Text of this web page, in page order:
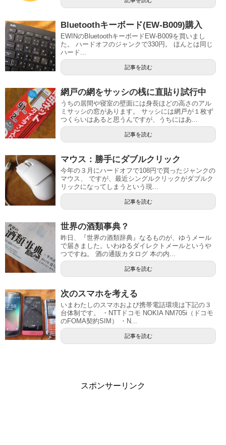
Bluetoothキーボード(EW-B009)購入
EWINのBluetoothキーボードEW-B009を買いまし
た。 ハードオフのジャンクで330円。 ほんとは同じ
ハード...
記事を読む
網戸の網をサッシの桟に直貼り試行中
うちの居間や寝室の壁面には身長ほどの高さのアル
ミサッシの窓があります。 サッシには網戸が１枚ず
つくらいはあると思うんですが、うちにはあ...
記事を読む
マウス：勝手にダブルクリック
今年の３月にハードオフで108円で買ったジャンクの
マウス、 ですが、最近シングルクリックがダブルク
リックになってしまうという現...
記事を読む
世界の酒類事典？
昨日、『世界の酒類辞典』なるものが、ゆうメール
で届きました。いわゆるダイレクトメールというや
つですね。 酒の通販カタログ 本の内...
記事を読む
次のスマホを考える
いまわたしのスマホおよび携帯電話環境は下記の３
台体制です。 ・NTTドコモ NOKIA NM705i（ドコモ
のFOMA契約SIM） ・N...
記事を読む
スポンサーリンク